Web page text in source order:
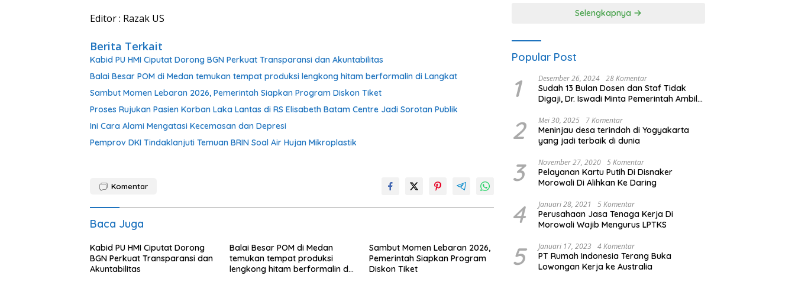
Editor : Razak US
Berita Terkait
Kabid PU HMI Ciputat Dorong BGN Perkuat Transparansi dan Akuntabilitas
Balai Besar POM di Medan temukan tempat produksi lengkong hitam berformalin di Langkat
Sambut Momen Lebaran 2026, Pemerintah Siapkan Program Diskon Tiket
Proses Rujukan Pasien Korban Laka Lantas di RS Elisabeth Batam Centre Jadi Sorotan Publik
Ini Cara Alami Mengatasi Kecemasan dan Depresi
Pemprov DKI Tindaklanjuti Temuan BRIN Soal Air Hujan Mikroplastik
Komentar
Baca Juga
Kabid PU HMI Ciputat Dorong
BGN Perkuat Transparansi dan
Akuntabilitas
Balai Besar POM di Medan
temukan tempat produksi
lengkong hitam berformalin di
Sambut Momen Lebaran 2026,
Pemerintah Siapkan Program
Diskon Tiket
Selengkapnya
Popular Post
1 Desember 26, 2024 28 Komentar
Sudah 13 Bulan Dosen dan Staf Tidak
Digaji, Dr. Iswadi Minta Pemerintah Ambil
2 Mei 30, 2025 7 Komentar
Meninjau desa terindah di Yogyakarta
yang jadi terbaik di dunia
3 November 27, 2020 5 Komentar
Pelayanan Kartu Putih Di Disnaker
Morowali Di Alihkan Ke Daring
4 Januari 28, 2021 5 Komentar
Perusahaan Jasa Tenaga Kerja Di
Morowali Wajib Mengurus LPTKS
5 Januari 17, 2023 4 Komentar
PT Rumah Indonesia Terang Buka
Lowongan Kerja ke Australia